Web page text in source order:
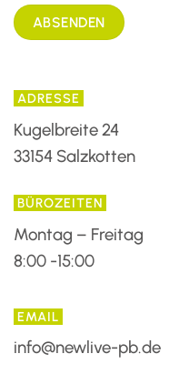
ADRESSE
Kugelbreite 24
33154 Salzkotten
BÜROZEITEN
Montag – Freitag
8:00 -15:00
EMAIL
info@newlive-pb.de